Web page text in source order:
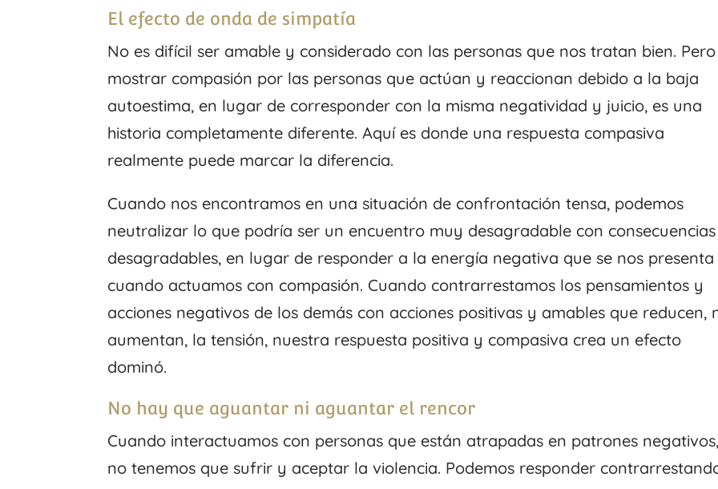
El efecto de onda de simpatía
No es difícil ser amable y considerado con las personas que nos tratan bien. Pero
mostrar compasión por las personas que actúan y reaccionan debido a la baja
autoestima, en lugar de corresponder con la misma negatividad y juicio, es una
historia completamente diferente. Aquí es donde una respuesta compasiva
realmente puede marcar la diferencia.
Cuando nos encontramos en una situación de confrontación tensa, podemos
neutralizar lo que podría ser un encuentro muy desagradable con consecuencias
desagradables, en lugar de responder a la energía negativa que se nos presenta
cuando actuamos con compasión. Cuando contrarrestamos los pensamientos y
acciones negativos de los demás con acciones positivas y amables que reducen,
aumentan, la tensión, nuestra respuesta positiva y compasiva crea un efecto
dominó.
No hay que aguantar ni aguantar el rencor
Cuando interactuamos con personas que están atrapadas en patrones
no tenemos que sufrir y aceptar la violencia. Podemos responder